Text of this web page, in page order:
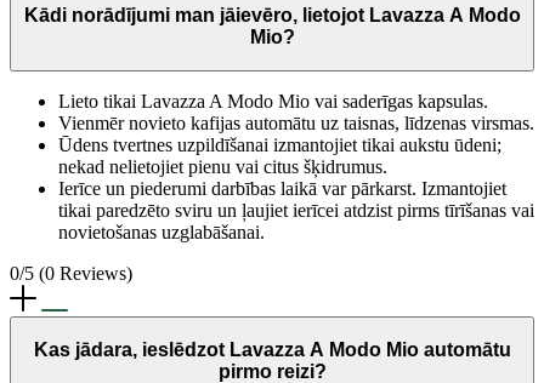
Kādi norādījumi man jāievēro, lietojot Lavazza A Modo
Mio?
Lieto tikai Lavazza A Modo Mio vai saderīgas kapsulas.
Vienmēr novieto kafijas automātu uz taisnas, līdzenas virsmas.
Ūdens tvertnes uzpildīšanai izmantojiet tikai aukstu ūdeni;
nekad nelietojiet pienu vai citus šķidrumus.
Ierīce un piederumi darbības laikā var pārkarst. Izmantojiet
tikai paredzēto sviru un ļaujiet ierīcei atdzist pirms tīrīšanas vai
novietošanas uzglabāšanai.
0/5 (0 Reviews)
Kas jādara, ieslēdzot Lavazza A Modo Mio automātu
pirmo reizi?